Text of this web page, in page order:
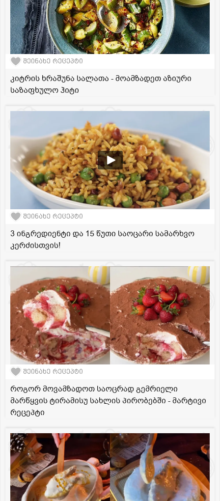
შეინახე რეცეპტი
კიტრის ხრაშუნა სალათა - მოამზადეთ აზიური
საზაფხულო ჰიტი
შეინახე რეცეპტი
3 ინგრედიენტი და 15 წუთი საოცარი სამარხვო
კერძისთვის!
შეინახე რეცეპტი
როგორ მოვამზადოთ საოცრად გემრიელი
მარწყვის ტირამისუ სახლის პირობებში - მარტივი
რეცეპტი